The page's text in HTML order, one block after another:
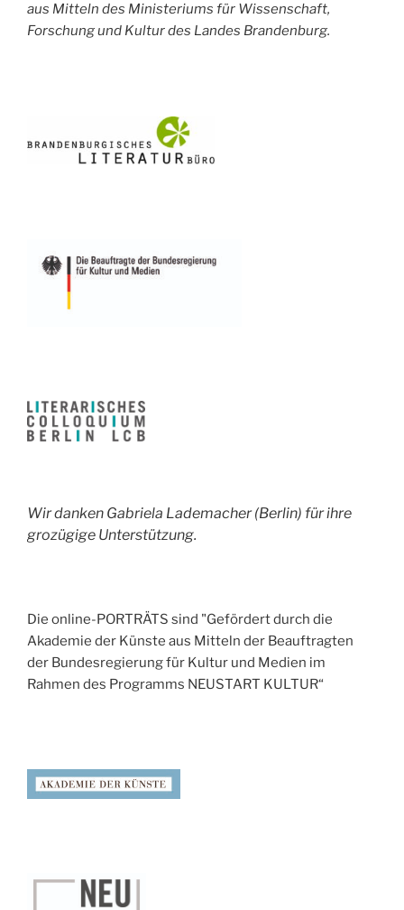
aus Mitteln des Ministeriums für Wissenschaft,
Forschung und Kultur des Landes Brandenburg.
Wir danken Gabriela Lademacher (Berlin) für ihre
grozügige Unterstützung.
Die online-PORTRÄTS sind "Gefördert durch die
Akademie der Künste aus Mitteln der Beauftragten
der Bundesregierung für Kultur und Medien im
Rahmen des Programms NEUSTART KULTUR“